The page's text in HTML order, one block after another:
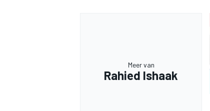
Meer van
Rahied Ishaak